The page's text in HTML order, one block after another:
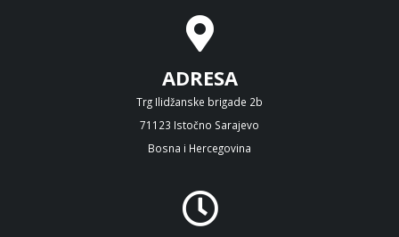
ADRESA
Trg Ilidžanske brigade 2b
71123 Istočno Sarajevo
Bosna i Hercegovina